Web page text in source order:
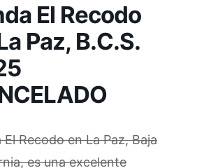
El Recodo
Paz, B.C.S.
El Recodo en La Paz, Baja
es una excelente